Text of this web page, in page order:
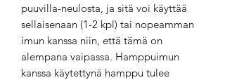
puuvilla-neulosta, ja sitä voi käyttää
sellaisenaan (1-2 kpl) tai nopeamman
imun kanssa niin, että tämä on
alempana vaipassa. Hamppuimun
kanssa käytettynä hamppu tulee